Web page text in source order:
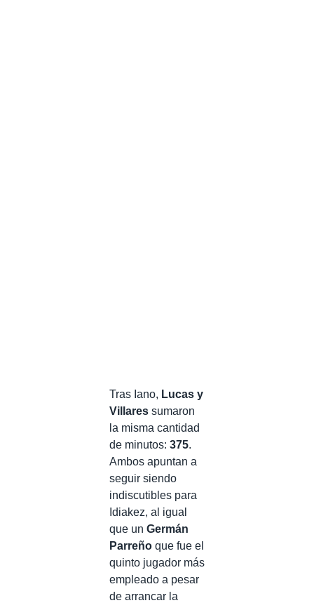
Tras Iano, Lucas y
Villares sumaron
la misma cantidad
de minutos: 375.
Ambos apuntan a
seguir siendo
indiscutibles para
Idiakez, al igual
que un Germán
Parreño que fue el
quinto jugador más
empleado a pesar
de arrancar la